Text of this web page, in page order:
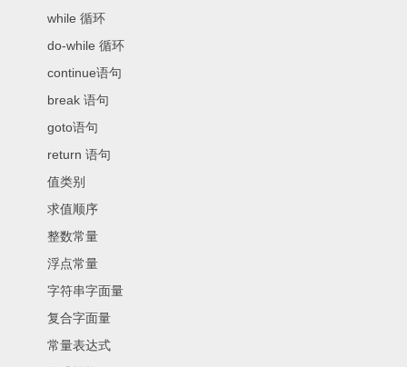
while 循环
do-while 循环
continue语句
break 语句
goto语句
return 语句
值类别
求值顺序
整数常量
浮点常量
字符串字面量
复合字面量
常量表达式